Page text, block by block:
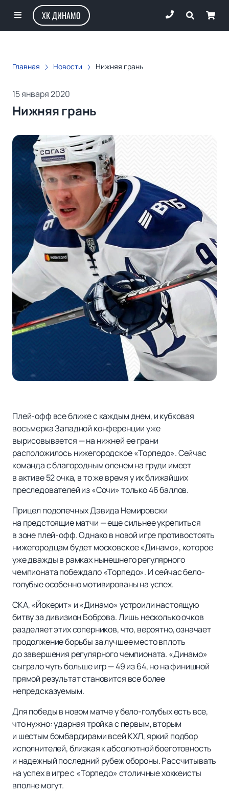
ХК ДИНАМО
Главная Новости Нижняя грань
15 января 2020
Нижняя грань
Плей-офф все ближе с каждым днем, и кубковая
восьмерка Западной конференции уже
вырисовывается — на нижней ее грани
расположилось нижегородское «Торпедо». Сейчас
команда с благородным оленем на груди имеет
в активе 52 очка, в то же время у их ближайших
преследователей из «Сочи» только 46 баллов.
Прицел подопечных Дэвида Немировски
на предстоящие матчи — еще сильнее укрепиться
в зоне плей-офф. Однако в новой игре противостоять
нижегородцам будет московское «Динамо», которое
уже дважды в рамках нынешнего регулярного
чемпионата побеждало «Торпедо». И сейчас бело-
голубые особенно мотивированы на успех.
СКА, «Йокерит» и «Динамо» устроили настоящую
битву за дивизион Боброва. Лишь несколько очков
разделяет этих соперников, что, вероятно, означает
продолжение борьбы за лучшее место вплоть
до завершения регулярного чемпионата. «Динамо»
сыграло чуть больше игр — 49 из 64, но на финишной
прямой результат становится все более
непредсказуемым.
Для победы в новом матче у бело-голубых есть все,
что нужно: ударная тройка с первым, вторым
и шестым бомбардирами всей КХЛ, яркий подбор
исполнителей, близкая к абсолютной боеготовность
и надежный последний рубеж обороны. Рассчитывать
на успех в игре с «Торпедо» столичные хоккеисты
вполне могут.